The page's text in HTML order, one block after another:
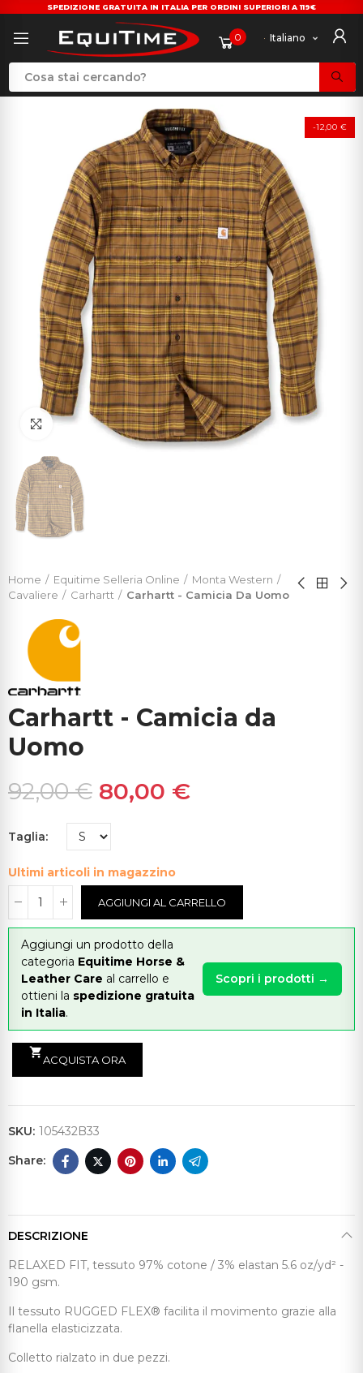
SPEDIZIONE GRATUITA IN ITALIA PER ORDINI SUPERIORI A 119€
0 Italiano
-12,00 €
Click to enlarge
Home Equitime Selleria Online
Monta Western
Cavaliere
Carhartt Carhartt - Camicia Da Uomo
Carhartt - Camicia da
Uomo
92,00 € 80,00 €
Taglia
Ultimi articoli in magazzino
AGGIUNGI AL CARRELLO
Aggiungi un prodotto della
categoria Equitime Horse &
Leather Care al carrello e
ottieni la spedizione gratuita
in Italia.
Scopri i prodotti →
shopping_cart
ACQUISTA ORA
SKU: 105432B33
DESCRIZIONE
RELAXED FIT, tessuto 97% cotone / 3% elastan 5.6 oz/yd² -
190 gsm.
Il tessuto RUGGED FLEX® facilita il movimento grazie alla
flanella elasticizzata.
Colletto rialzato in due pezzi.